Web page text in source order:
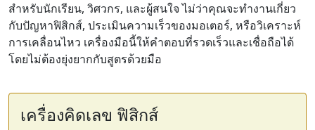
สำหรับนักเรียน, วิศวกร, และผู้สนใจ ไม่ว่าคุณจะทำงานเกี่ยว
กับปัญหาฟิสิกส์, ประเมินความเร็วของมอเตอร์, หรือวิเคราะห์
การเคลื่อนไหว เครื่องมือนี้ให้คำตอบที่รวดเร็วและเชื่อถือได้
โดยไม่ต้องยุ่งยากกับสูตรด้วยมือ
เครื่องคิดเลข ฟิสิกส์